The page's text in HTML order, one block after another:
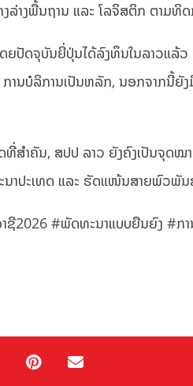
ລ່າງພື້ນຖານ ແລະ ໂລຈິສຕິກ ຕາມ
ດຈຸບັນຍີ່ປຸ່ນໄດ້ລົງທຶນໃນລາວແລ້ວ
ານບໍລິການເປັນຫລັກ, ນອກຈາກ
ສຳຄັນ, ສປປ ລາວ ຍັງຄົງເປັນຈຸດ
າປະເທດ ແລະ ຮັດແໜ້ນສາຍພົວພັ
2026 #ພັດທະນາແບບຍືນຍົງ #ກາ